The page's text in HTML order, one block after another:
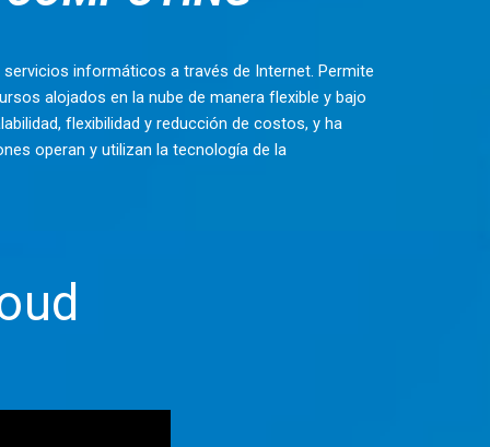
informáticos a través de Internet. Permite
alojados en la nube de manera flexible y bajo
flexibilidad y reducción de costos, y ha
operan y utilizan la tecnología de la